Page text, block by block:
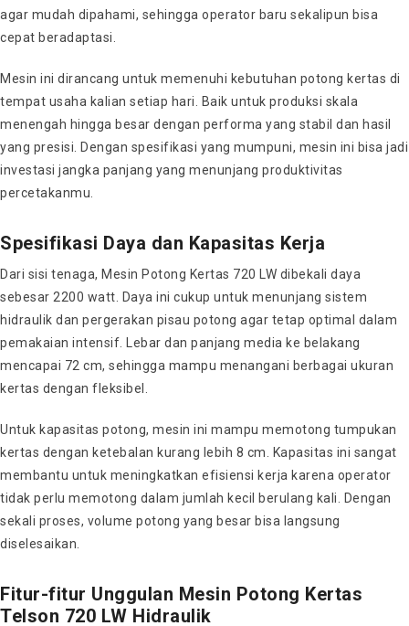
agar mudah dipahami, sehingga operator baru sekalipun bisa
cepat beradaptasi.
Mesin ini dirancang untuk memenuhi kebutuhan potong kertas di
tempat usaha kalian setiap hari. Baik untuk produksi skala
menengah hingga besar dengan performa yang stabil dan hasil
yang presisi. Dengan spesifikasi yang mumpuni, mesin ini bisa jadi
investasi jangka panjang yang menunjang produktivitas
percetakanmu.
Spesifikasi Daya dan Kapasitas Kerja
Dari sisi tenaga, Mesin Potong Kertas 720 LW dibekali daya
sebesar 2200 watt. Daya ini cukup untuk menunjang sistem
hidraulik dan pergerakan pisau potong agar tetap optimal dalam
pemakaian intensif. Lebar dan panjang media ke belakang
mencapai 72 cm, sehingga mampu menangani berbagai ukuran
kertas dengan fleksibel.
Untuk kapasitas potong, mesin ini mampu memotong tumpukan
kertas dengan ketebalan kurang lebih 8 cm. Kapasitas ini sangat
membantu untuk meningkatkan efisiensi kerja karena operator
tidak perlu memotong dalam jumlah kecil berulang kali. Dengan
sekali proses, volume potong yang besar bisa langsung
diselesaikan.
Fitur-fitur Unggulan Mesin Potong Kertas
Telson 720 LW Hidraulik